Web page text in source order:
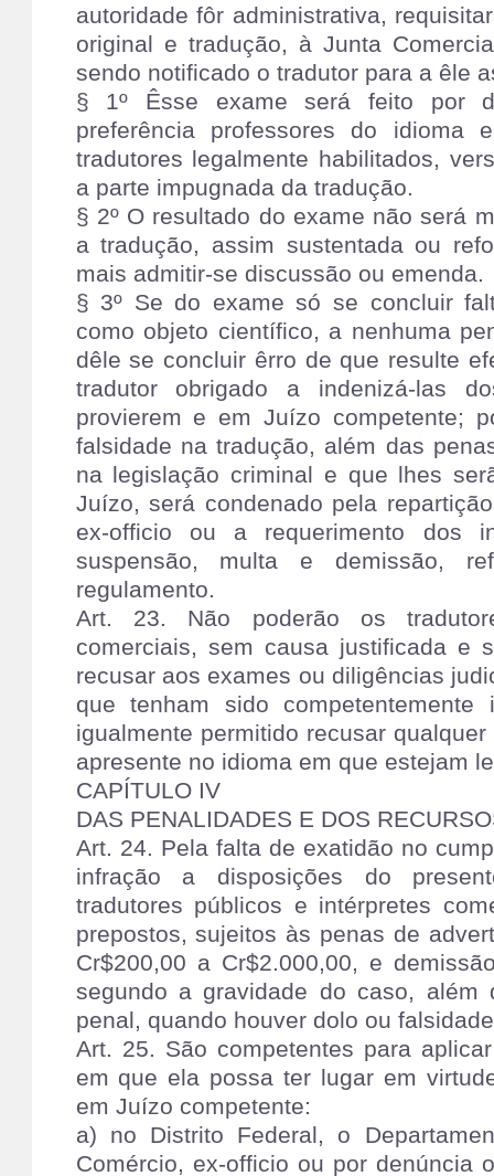
autoridade fôr administrativa,
original e tradução, à Junta
sendo notificado o tradutor para a êle
§ 1º Êsse exame será feito por
preferência professores do
tradutores legalmente habilitados,
a parte impugnada da tradução.
§ 2º O resultado do exame não será
a tradução, assim sustentada ou
mais admitir-se discussão ou emenda.
§ 3º Se do exame só se concluir
como objeto científico, a nenhuma
dêle se concluir êrro de que resulte
tradutor obrigado a indenizá-las
provierem e em Juízo competente;
falsidade na tradução, além das
na legislação criminal e que lhes
Juízo, será condenado pela
ex-officio ou a requerimento dos
suspensão, multa e demissão,
regulamento.
Art. 23. Não poderão os
comerciais, sem causa justificada e
recusar aos exames ou diligências
que tenham sido
igualmente permitido recusar
apresente no idioma em que estejam
CAPÍTULO IV
DAS PENALIDADES E DOS
Art. 24. Pela falta de exatidão no
infração a disposições do
tradutores públicos e intérpretes
prepostos, sujeitos às penas de
Cr$200,00 a Cr$2.000,00, e
segundo a gravidade do caso, além
penal, quando houver dolo ou
Art. 25. São competentes para
em que ela possa ter lugar em
em Juízo competente:
a) no Distrito Federal, o
Comércio, ex-officio ou por denúncia